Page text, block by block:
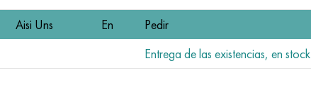
Aisi Uns En
Pedir
Entrega de las existencias, en stock